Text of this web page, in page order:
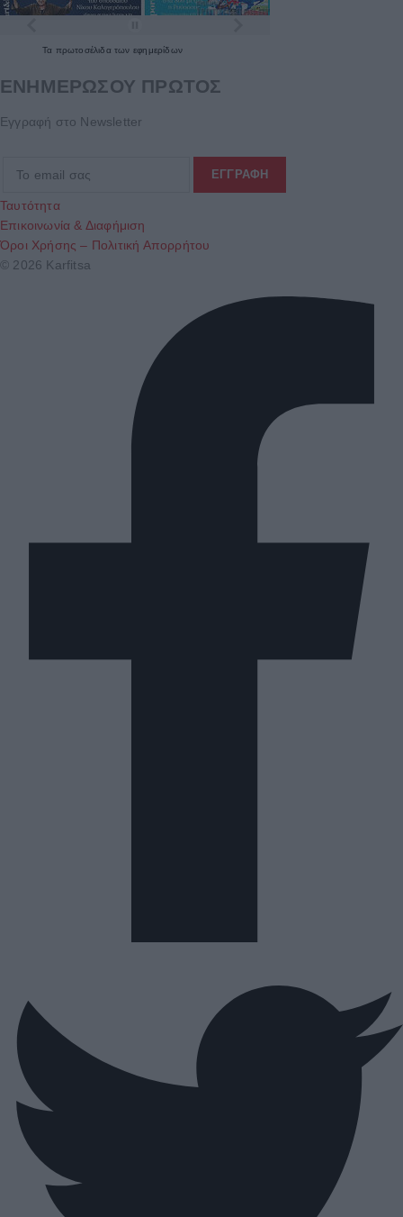
Τα πρωτοσέλιδατων εφημερίδων
ΕΝΗΜΕΡΩΣΟΥ ΠΡΩΤΟΣ
Εγγραφή στο Newsletter
Ταυτότητα
Επικοινωνία & Διαφήμιση
Όροι Χρήσης – Πολιτική Απορρήτου
© 2026 Karfitsa